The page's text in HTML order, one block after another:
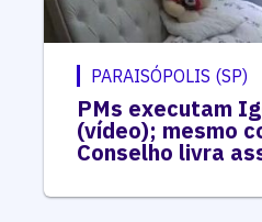
PARAISÓPOLIS (SP)
PMs executam
(vídeo); mesmo
Conselho livra